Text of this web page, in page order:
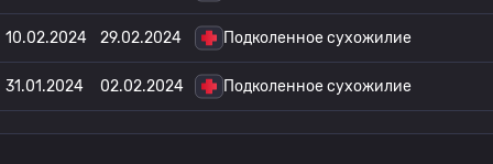
10.02.2024 29.02.2024 Подколенное сухожилие
31.01.2024 02.02.2024 Подколенное сухожилие